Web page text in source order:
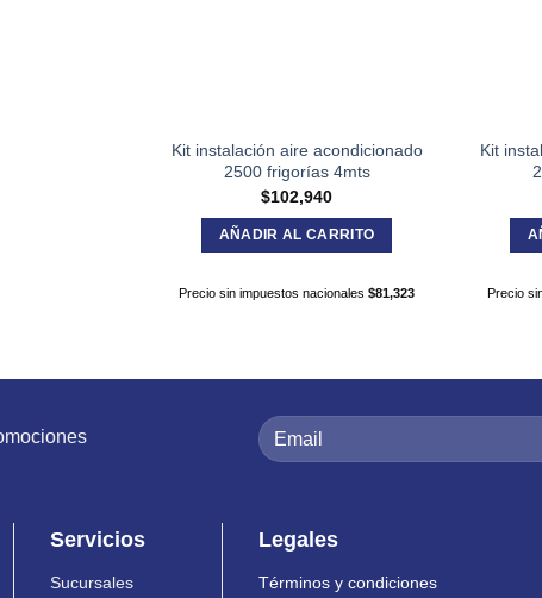
Kit instalación aire acondicionado
2500 frigorías 4mts
$102,940
AÑADIR AL CARRITO
Precio sin impuestos nacionales$81,323
Kit
Precio
Servicios
Sucursales
Legales
Términos y condiciones